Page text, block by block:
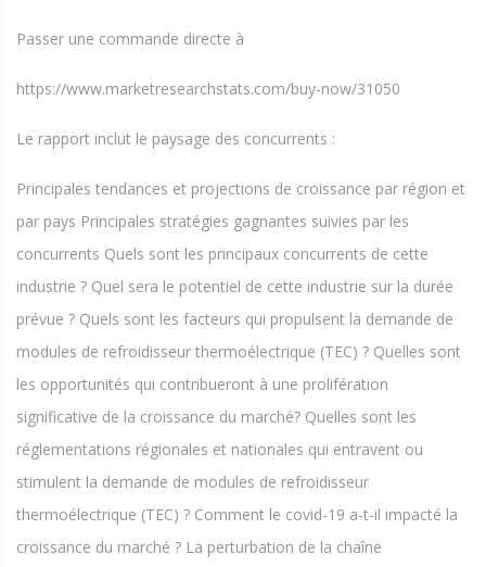
Passer une commande directe à
https://www.marketresearchstats.com/buy-now/31050
Le rapport inclut le paysage des concurrents :
Principales tendances et projections de croissance par région et
par pays Principales stratégies gagnantes suivies par les
concurrents Quels sont les principaux concurrents de cette
industrie ? Quel sera le potentiel de cette industrie sur la durée
prévue ? Quels sont les facteurs qui propulsent la demande de
modules de refroidisseur thermoélectrique (TEC) ? Quelles sont
les opportunités qui contribueront à une prolifération
significative de la croissance du marché? Quelles sont les
réglementations régionales et nationales qui entravent ou
stimulent la demande de modules de refroidisseur
thermoélectrique (TEC) ? Comment le covid-19 a-t-il impacté la
croissance du marché ? La perturbation de la chaîne